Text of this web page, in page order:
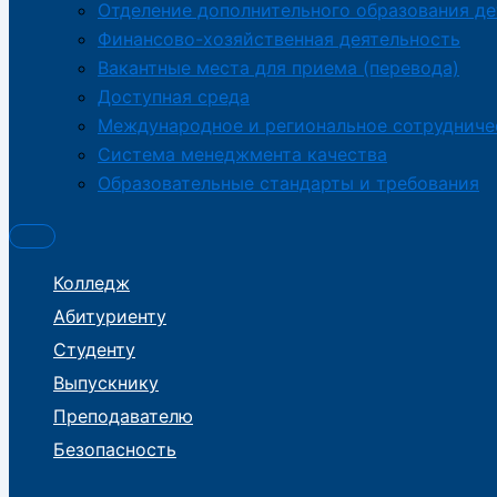
Отделение дополнительного образования
Финансово-хозяйственная деятельность
Вакантные места для приема (перевода)
Доступная среда
Международное и региональное
Система менеджмента качества
Образовательные стандарты и требования
Колледж
Абитуриенту
Студенту
Выпускнику
Преподавателю
Безопасность